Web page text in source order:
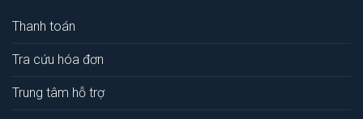
Thanh toán
Tra cứu hóa đơn
Trung tâm hỗ trợ